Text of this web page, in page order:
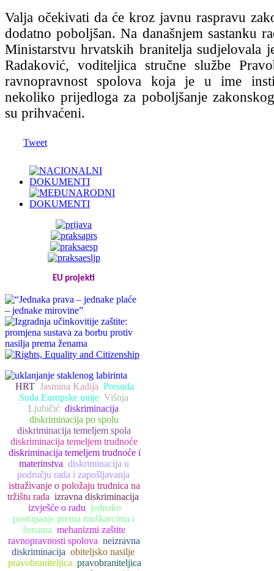
Valja očekivati da će kroz javnu raspravu
dodatno poboljšan. Na današnjem sastanku
Ministarstvu hrvatskih branitelja sudjelovala
Radaković, voditeljica stručne službe
ravnopravnost spolova koja je u ime
nekoliko prijedloga za poboljšanje
su prihvaćeni.
Tweet
EU projekti
HRT Jasmina Kadija Presuda
Suda Europske unije Višnja
Ljubičić diskriminacija
diskriminacija po spolu
diskriminacija temeljem spola
diskriminacija temeljem trudnoće
diskriminacija temeljem trudnoće i
materinstva diskriminacija u
području rada i zapošljavanja
istraživanje o položaju trudnica na
tržištu rada izravna diskriminacija
izvješće o radu jednako
postupanje prema muškarcima i
ženama mehanizmi zaštite
ravnopravnosti spolova neizravna
diskriminacija obiteljsko nasilje
pravobraniteljica pravobraniteljica